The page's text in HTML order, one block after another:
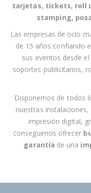
n
n
tarjetas, tickets, roll
stamping,
Las empresas de ocio
de 15 años confiando
sus eventos desde el
soportes publicitarios,
Disponemos de todos
nuestras
impresión digital,
conseguimos ofrecer
garantía de una